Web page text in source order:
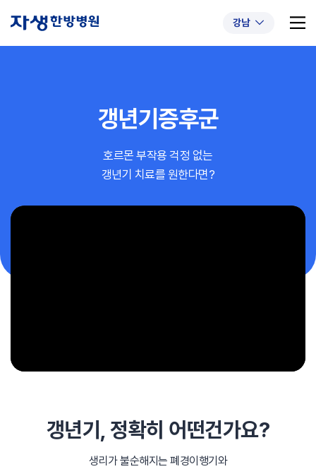
강남
#초음파약침 #척추압박골절
#교통사고후유증 #허리디스크
#추나요법
갱년기증후군
호르몬 부작용 걱정 없는
갱년기 치료를 원한다면?
갱년기, 정확히 어떤건가요?
생리가 불순해지는 폐경이행기와